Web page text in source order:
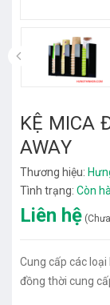
KỆ MICA
AWAY
Thương hiệu:
Tình trạng: Còn
Liên hệ
Cung cấp các
đồng thời cung